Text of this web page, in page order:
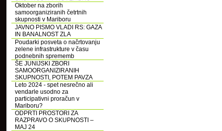
Oktober na zborih
samoorganiziranih četrtnih
skupnosti v Mariboru
JAVNO PISMO VLADI RS: GAZA
IN BANALNOST ZLA
Poudarki posveta o načrtovanju
zelene infrastrukture v času
podnebnih sprememb
ŠE JUNIJSKI ZBORI
SAMOORGANIZIRANIH
SKUPNOSTI, POTEM PAVZA
Leto 2024 - spet nesrečno ali
vendarle usodno za
participativni proračun v
Mariboru?
ODPRTI PROSTORI ZA
RAZPRAVO O SKUPNOSTI –
MAJ 24